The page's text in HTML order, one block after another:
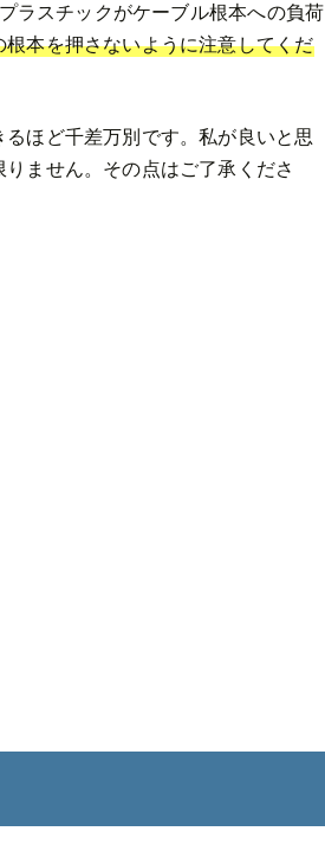
ラスチックがケーブル根本への負荷
本を押さないように注意してくだ
ほど千差万別です。私が良いと思
ません。その点はご了承くださ